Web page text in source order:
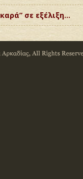
σε εξέλιξη…